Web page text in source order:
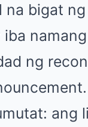
na bigat
ng
ang